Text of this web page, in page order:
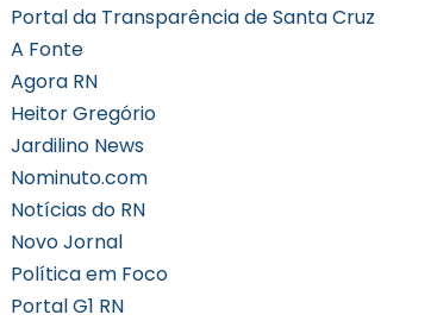
Portal da Transparência de Santa Cruz
A Fonte
Agora RN
Heitor Gregório
Jardilino News
Nominuto.com
Notícias do RN
Novo Jornal
Política em Foco
Portal G1 RN